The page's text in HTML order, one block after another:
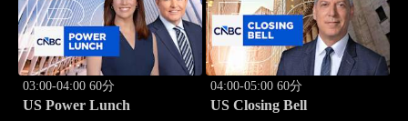
03:00-04:00 60分
US Power Lunch
04:00-05:00 60分
US Closing Bell